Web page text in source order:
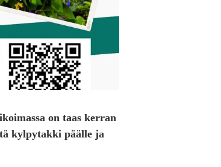
on taas kerran
kylpytakki päälle ja